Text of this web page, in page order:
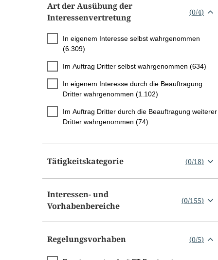
Art der Ausübung der
Interessenvertretung
(0/4)
In eigenem Interesse selbst wahrgenommen
(6.309)
Im Auftrag Dritter selbst wahrgenommen (634)
In eigenem Interesse durch die Beauftragung
Dritter wahrgenommen (1.102)
Im Auftrag Dritter durch die Beauftragung weiterer
Dritter wahrgenommen (74)
Tätigkeitskategorie (0/18)
Interessen- und
Vorhabenbereiche
(0/155)
Regelungsvorhaben (0/5)